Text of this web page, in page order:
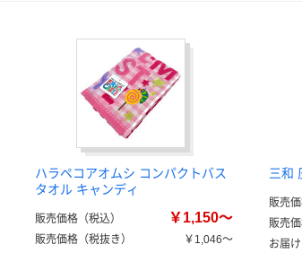
ハラペコアオムシ コンパクトバス
タオル キャンディ
販売価格（税込） ￥1,150～
販売価格（税抜き）
￥1,046～
三和
販売価
販売価
お届け